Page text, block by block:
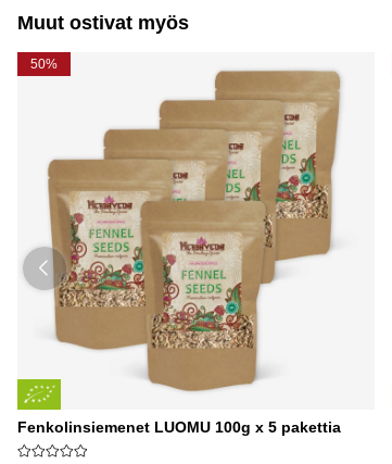
Muut ostivat myös
50%
Fenkolinsiemenet LUOMU 100g x 5 pakettia